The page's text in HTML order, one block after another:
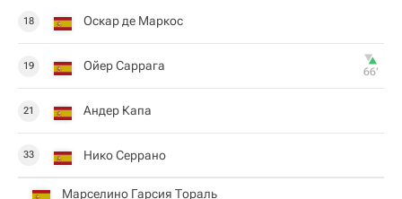
18 Оскар де Маркос
19 Ойер Саррага 66‎’‎
21 Андер Капа
33 Нико Серрано
Марселино Гарсия Тораль